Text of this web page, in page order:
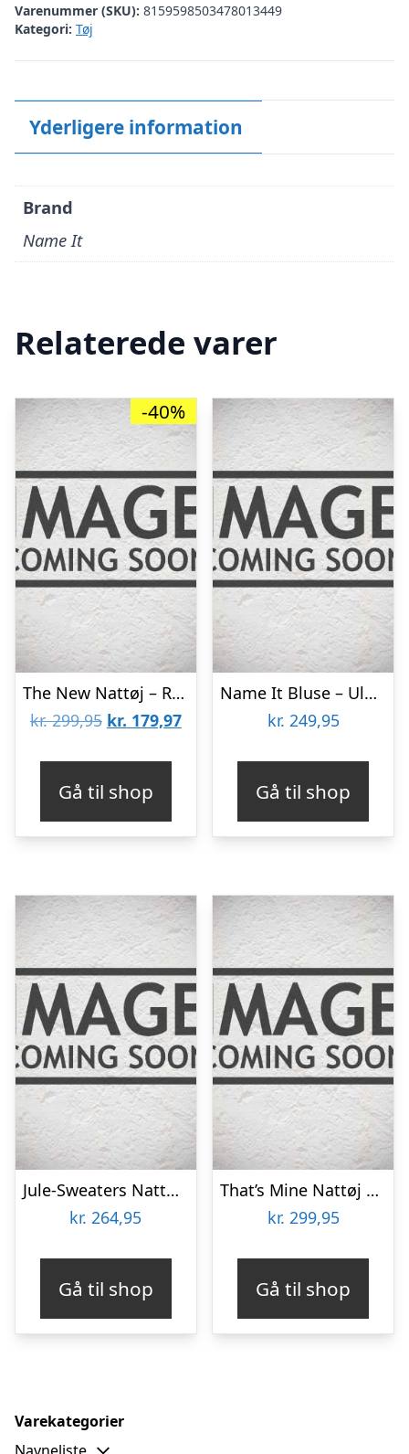
Varenummer (SKU): 8159598503478013449
Kategori: Tøj
Yderligere information
Brand
Name It
Relaterede varer
-40%
The New Nattøj – Rib – TnstHoliday – Gardenia Dino
kr.299,95 Den
kr. 299,95.
kr. 179,97Den
kr. 179,97.
Gå til shop
Name It Bluse – Uld – Noos – NmmWillitus – Snow White m. Dinoer
kr. 249,95
Gå til shop
Jule-Sweaters Nattøj – Dino Christmas – Grøn
kr. 264,95
Gå til shop
That’s Mine Nattøj – Melvin – Dino Esta
kr. 299,95
Gå til shop
Varekategorier